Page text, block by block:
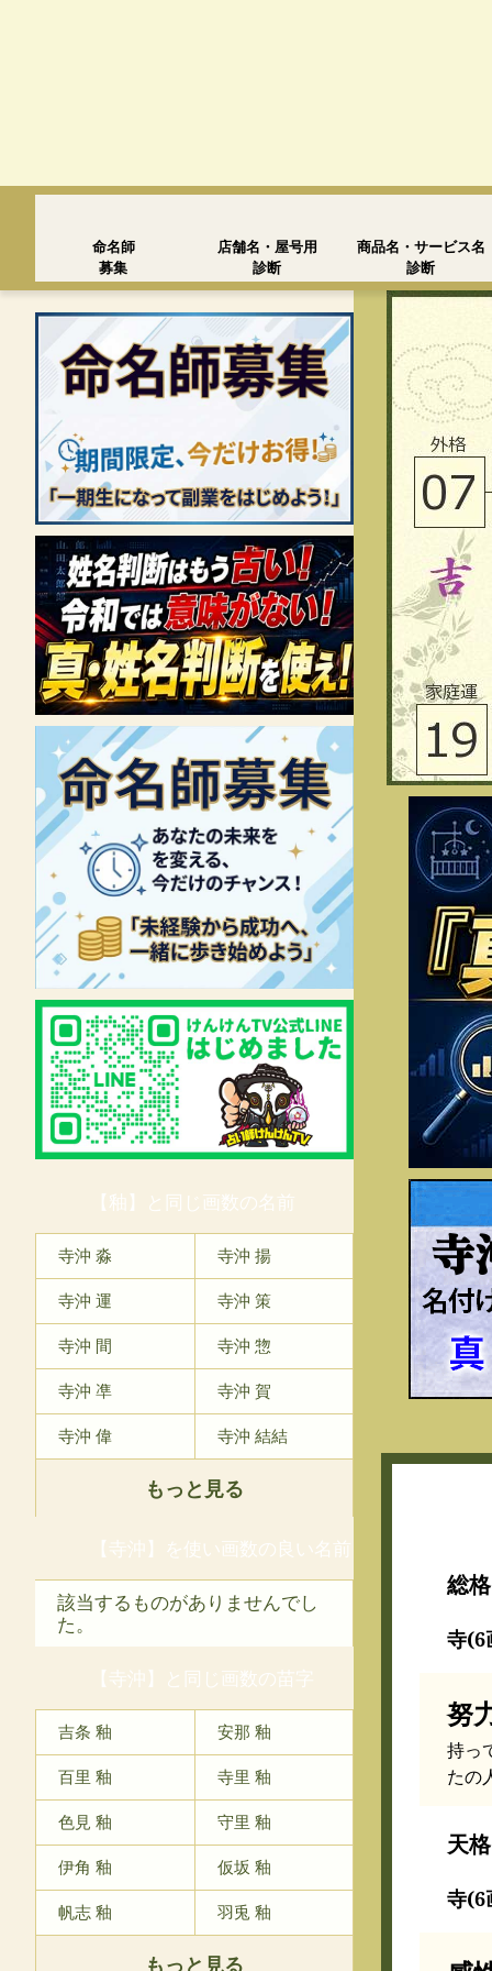
命名師
募集
店舗名・屋号用
診断
商品名・サービス名
診断
【釉】と同じ画数の名前
寺沖 淼 寺沖 揚
寺沖 運 寺沖 策
寺沖 間 寺沖 惣
寺沖 凖 寺沖 賀
寺沖 偉 寺沖 結結
もっと見る
【寺沖】を使い画数の良い名前
該当するものがありませんでし
た。
【寺沖】と同じ画数の苗字
吉条 釉 安那 釉
百里 釉 寺里 釉
色見 釉 守里 釉
伊角 釉 仮坂 釉
帆志 釉 羽兎 釉
もっと見る
寺
総格
寺(6
努
持っ
たの
天格
寺(6